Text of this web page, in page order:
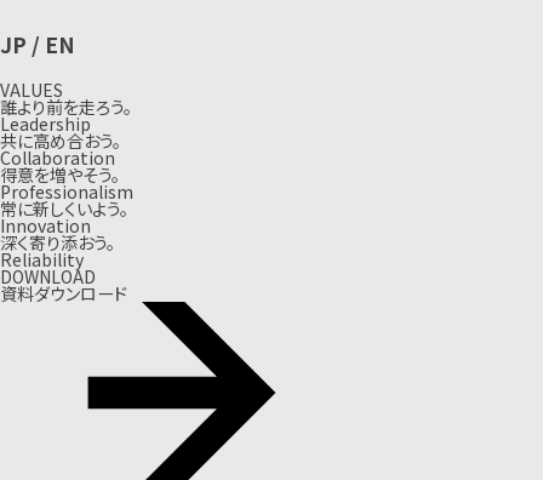
JP / EN
VALUES
誰より前を走ろう。
Leadership
共に高め合おう。
Collaboration
得意を増やそう。
Professionalism
常に新しくいよう。
Innovation
深く寄り添おう。
Reliability
DOWNLOAD
資料ダウンロード